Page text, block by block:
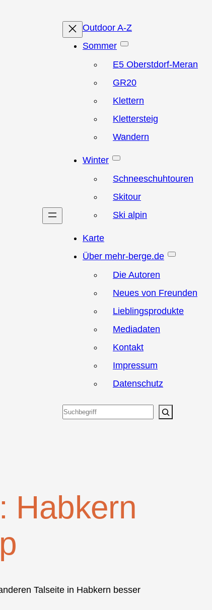
Outdoor A-Z
Sommer
E5 Oberstdorf-Meran
GR20
Klettern
Klettersteig
Wandern
Winter
Schneeschuhtouren
Skitour
Ski alpin
Karte
Über mehr-berge.de
Die Autoren
Neues von Freunden
Lieblingsprodukte
Mediadaten
Kontakt
Impressum
Datenschutz
Suchen
Habkern
Talseite in Habkern besser